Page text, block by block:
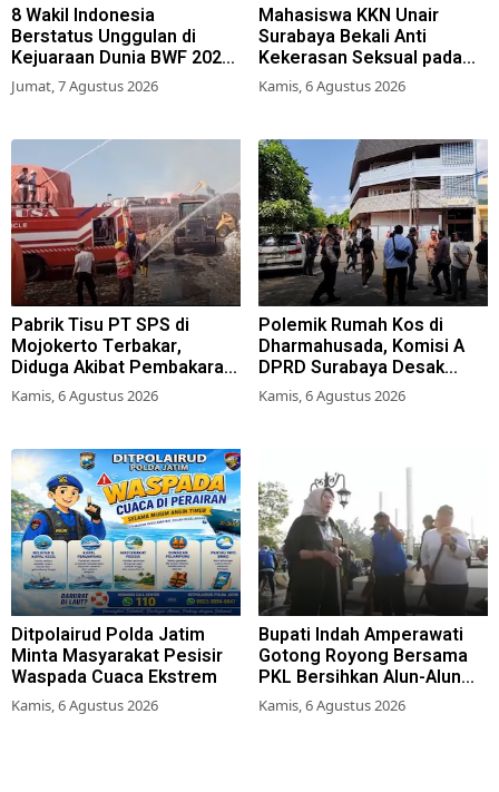
8 Wakil Indonesia
Berstatus Unggulan di
Kejuaraan Dunia BWF 2026,
Kans Juara Terbuka Lebar
Jumat, 7 Agustus 2026
Mahasiswa KKN Unair
Surabaya Bekali Anti
Kekerasan Seksual pada
Siswa SMK
Kamis, 6 Agustus 2026
Pabrik Tisu PT SPS di
Mojokerto Terbakar,
Diduga Akibat Pembakaran
Lahan Tebu
Kamis, 6 Agustus 2026
Polemik Rumah Kos di
Dharmahusada, Komisi A
DPRD Surabaya Desak
Pemkot Terbitkan Perwali
Perda Hunian Layak
Kamis, 6 Agustus 2026
Ditpolairud Polda Jatim
Minta Masyarakat Pesisir
Waspada Cuaca Ekstrem
Kamis, 6 Agustus 2026
Bupati Indah Amperawati
Gotong Royong Bersama
PKL Bersihkan Alun-Alun
Lumajang
Kamis, 6 Agustus 2026